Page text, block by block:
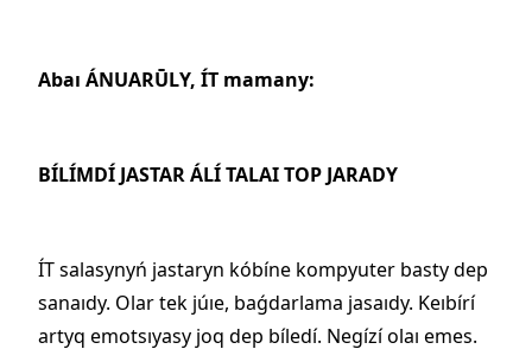
Abaı ÁNUARŪLY, ÍT mamany:
BÍLÍMDÍ JASTAR ÁLÍ TALAI TOP JARADY
ÍT salasynyń jastaryn kóbíne kompyuter basty dep
sanaıdy. Olar tek júıe, baǵdarlama jasaıdy. Keıbírí
artyq emotsıyasy joq dep bíledí. Negízí olaı emes.